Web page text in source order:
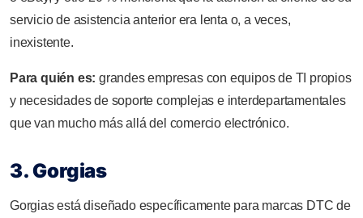
servicio de asistencia anterior era lenta o, a veces,
inexistente.
Para quién es: grandes empresas con equipos de TI propios
y necesidades de soporte complejas e interdepartamentales
que van mucho más allá del comercio electrónico.
3. Gorgias
Gorgias está diseñado específicamente para marcas DTC de